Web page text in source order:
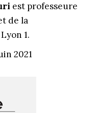
est professeure
de la
1.
2021